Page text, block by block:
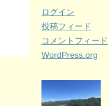
ログイン
投稿フィード
コメントフィード
WordPress.org